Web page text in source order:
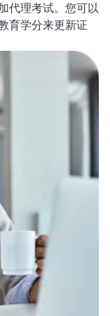
代理考试。您可以
育学分来更新证